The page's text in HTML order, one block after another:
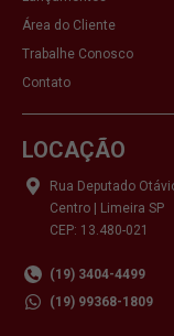
Área do Cliente
Trabalhe Conosco
Contato
LOCAÇÃO
Rua Deputado
Centro | Limeira SP
CEP: 13.480-021
(19) 3404-4499
(19) 99368-1809